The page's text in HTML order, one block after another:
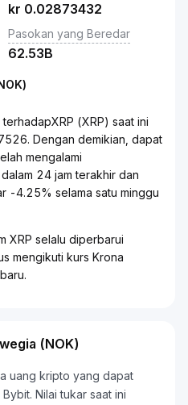
kr 0.02873432
Pasokan yang Beredar
62.53B
(XRP) saat ini
Dengan demikian, dapat
mengalami
24 jam terakhir dan
-4.25% selama satu minggu
XRP selalu diperbarui
mengikuti kurs Krona
(NOK)
uang kripto yang dapat
Nilai tukar saat ini